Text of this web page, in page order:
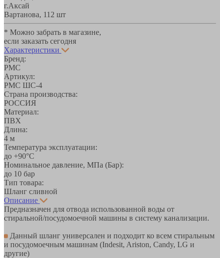
г.Аксай
Вартанова, 11 2 шт
* Можно забрать в магазине,
если заказать сегодня
Характеристики
Бренд:
РМС
Артикул:
РМС ШС-4
Страна производства:
РОССИЯ
Материал:
ПВХ
Длина:
4 м
Температура эксплуатации:
до +90°С
Номинальное давление, МПа (Бар):
до 10 бар
Тип товара:
Шланг сливной
Описание
Предназначен для отвода использованной воды от
стиральной/посудомоечной машины в систему канализации.
Данный шланг универсален и подходит ко всем стиральным
и посудомоечным машинам (Indesit, Ariston, Candy, LG и
другие)